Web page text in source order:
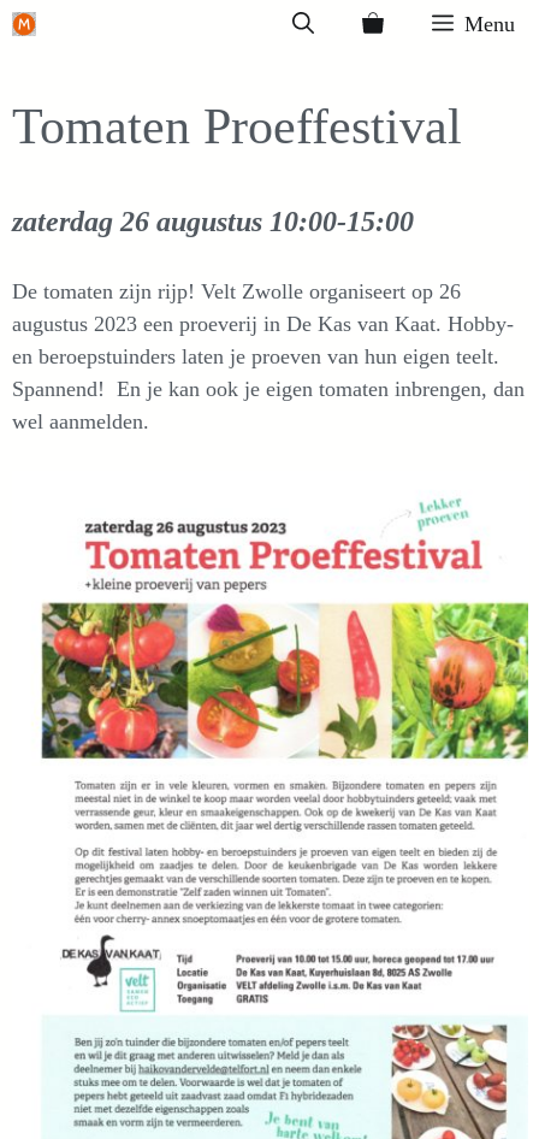
Ga
inhoud
Menu
Tomaten Proeffestival
zaterdag 26 augustus 10:00-15:00
De tomaten zijn rijp! Velt Zwolle organiseert op 26
augustus 2023 een proeverij in De Kas van Kaat. Hobby-
en beroepstuinders laten je proeven van hun eigen teelt.
Spannend! En je kan ook je eigen tomaten inbrengen, dan
wel aanmelden.